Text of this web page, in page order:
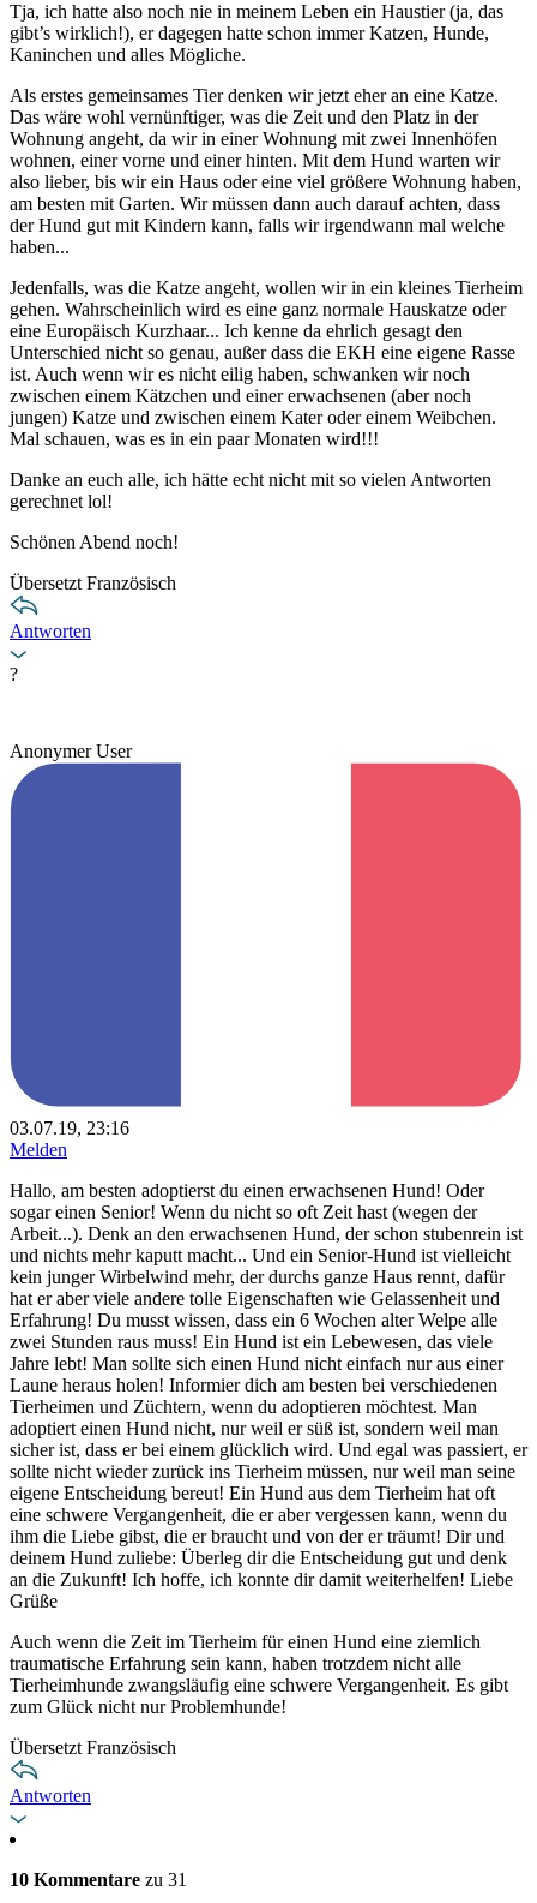
Tja, ich hatte also noch nie in meinem Leben ein Haustier (ja, das
gibt’s wirklich!), er dagegen hatte schon immer Katzen, Hunde,
Kaninchen und alles Mögliche.
Als erstes gemeinsames Tier denken wir jetzt eher an eine Katze.
Das wäre wohl vernünftiger, was die Zeit und den Platz in der
Wohnung angeht, da wir in einer Wohnung mit zwei Innenhöfen
wohnen, einer vorne und einer hinten. Mit dem Hund warten wir
also lieber, bis wir ein Haus oder eine viel größere Wohnung haben,
am besten mit Garten. Wir müssen dann auch darauf achten, dass
der Hund gut mit Kindern kann, falls wir irgendwann mal welche
haben...
Jedenfalls, was die Katze angeht, wollen wir in ein kleines Tierheim
gehen. Wahrscheinlich wird es eine ganz normale Hauskatze oder
eine Europäisch Kurzhaar... Ich kenne da ehrlich gesagt den
Unterschied nicht so genau, außer dass die EKH eine eigene Rasse
ist. Auch wenn wir es nicht eilig haben, schwanken wir noch
zwischen einem Kätzchen und einer erwachsenen (aber noch
jungen) Katze und zwischen einem Kater oder einem Weibchen.
Mal schauen, was es in ein paar Monaten wird!!!
Danke an euch alle, ich hätte echt nicht mit so vielen Antworten
gerechnet lol!
Schönen Abend noch!
Übersetzt Französisch
Antworten
?
Anonymer User
03.07.19, 23:16
Melden
Hallo, am besten adoptierst du einen erwachsenen Hund! Oder
sogar einen Senior! Wenn du nicht so oft Zeit hast (wegen der
Arbeit...). Denk an den erwachsenen Hund, der schon stubenrein ist
und nichts mehr kaputt macht... Und ein Senior-Hund ist vielleicht
kein junger Wirbelwind mehr, der durchs ganze Haus rennt, dafür
hat er aber viele andere tolle Eigenschaften wie Gelassenheit und
Erfahrung! Du musst wissen, dass ein 6 Wochen alter Welpe alle
zwei Stunden raus muss! Ein Hund ist ein Lebewesen, das viele
Jahre lebt! Man sollte sich einen Hund nicht einfach nur aus einer
Laune heraus holen! Informier dich am besten bei verschiedenen
Tierheimen und Züchtern, wenn du adoptieren möchtest. Man
adoptiert einen Hund nicht, nur weil er süß ist, sondern weil man
sicher ist, dass er bei einem glücklich wird. Und egal was passiert, er
sollte nicht wieder zurück ins Tierheim müssen, nur weil man seine
eigene Entscheidung bereut! Ein Hund aus dem Tierheim hat oft
eine schwere Vergangenheit, die er aber vergessen kann, wenn du
ihm die Liebe gibst, die er braucht und von der er träumt! Dir und
deinem Hund zuliebe: Überleg dir die Entscheidung gut und denk
an die Zukunft! Ich hoffe, ich konnte dir damit weiterhelfen! Liebe
Grüße
Auch wenn die Zeit im Tierheim für einen Hund eine ziemlich
traumatische Erfahrung sein kann, haben trotzdem nicht alle
Tierheimhunde zwangsläufig eine schwere Vergangenheit. Es gibt
zum Glück nicht nur Problemhunde!
Übersetzt Französisch
Antworten
10 Kommentare zu 31